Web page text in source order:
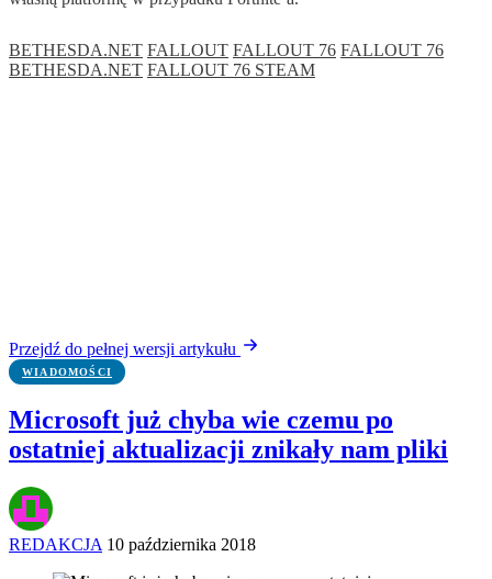
BETHESDA.NET FALLOUT FALLOUT 76 FALLOUT 76
BETHESDA.NET FALLOUT 76 STEAM
Przejdź do pełnej wersji artykułu
WIADOMOŚCI
Microsoft już chyba wie czemu po
ostatniej aktualizacji znikały nam pliki
REDAKCJA 10 października 2018